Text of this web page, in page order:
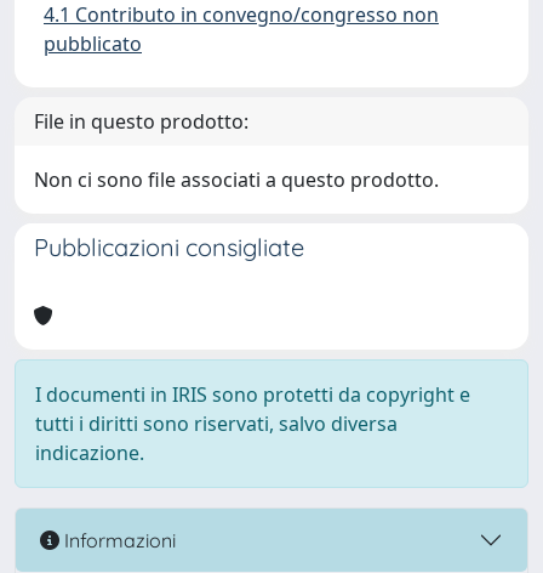
4.1 Contributo in convegno/congresso non
pubblicato
File in questo prodotto:
Non ci sono file associati a questo prodotto.
Pubblicazioni consigliate
I documenti in IRIS sono protetti da copyright e
tutti i diritti sono riservati, salvo diversa
indicazione.
Informazioni